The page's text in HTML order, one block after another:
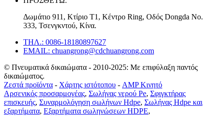
Δωμάτιο 911, Κτίριο T1, Κέντρο Ring, Οδός Dongda Νο.
333, Τσενγκντού, Κίνα.
ΤΗΛ.: 0086-18180897627
EMAIL: chuangrong@cdchuangrong.com
© Πνευματικά δικαιώματα - 2010-2025: Με επιφύλαξη παντός
δικαιώματος.
Ζεστά προϊόντα - Χάρτης ιστότοπου - AMP Κινητό
Αρσενικός προσαρμογέας, Σωλήνας νερού Pe, Σφιγκτήρας
επισκευής, Συναρμολόγηση σωλήνων Hdpe, Σωλήνας Hdpe και
εξαρτήματα, Εξαρτήματα σωληνώσεων HDPE,